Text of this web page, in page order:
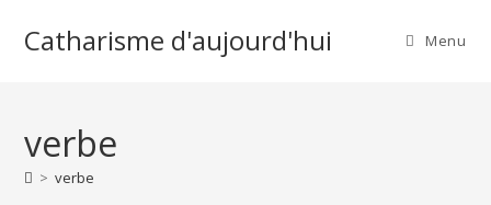
Catharisme d'aujourd'hui Menu
verbe
> verbe